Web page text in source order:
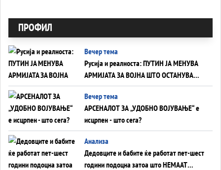
ПРОФИЛ
Вечер тема
Русија и реалноста: ПУТИН ЈА МЕНУВА
АРМИЈАТА ЗА ВОЈНА ШТО ОСТАНУВА
БЕЗ ФРОНТ
Вечер тема
АРСЕНАЛОТ ЗА „УДОБНО ВОЈУВАЊЕ“ е
исцрпен - што сега?
Анализа
Дедовците и бабите ќе работат пет-шест
години подоцна затоа што НЕМААТ